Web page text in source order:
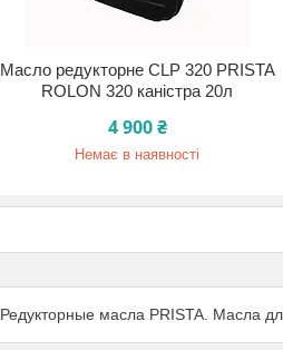
Масло редукторне CLP 320 PRISTA
ROLON 320 каністра 20л
4 900 ₴
Немає в наявності
Редукторные масла PRISTA. Масла